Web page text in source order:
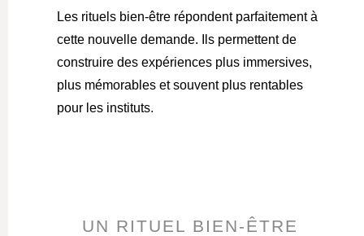
Les rituels bien-être répondent parfaitement à
cette nouvelle demande. Ils permettent de
construire des expériences plus immersives,
plus mémorables et souvent plus rentables
pour les instituts.
UN RITUEL BIEN-ÊTRE